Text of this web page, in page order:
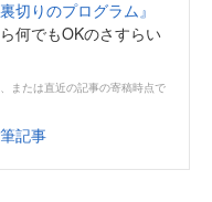
裏切りのプログラム』
何でもOKのさすらい
または直近の記事の寄稿時点で
記事